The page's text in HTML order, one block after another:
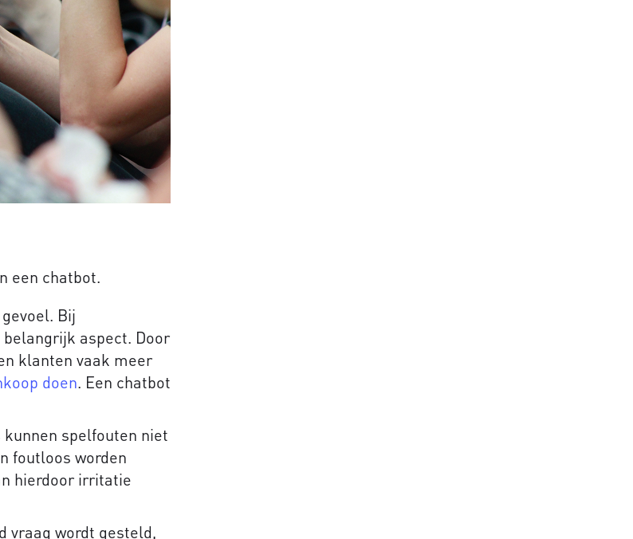
een chatbot.
Bij
aspect. Door
klanten vaak meer
doen. Een chatbot
spelfouten niet
foutloos worden
hierdoor irritatie
vraag wordt gesteld,